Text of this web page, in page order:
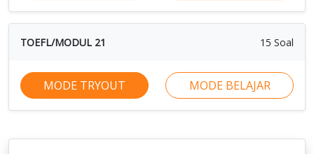
TOEFL/MODUL 21 15 Soal
MODE TRYOUT MODE BELAJAR